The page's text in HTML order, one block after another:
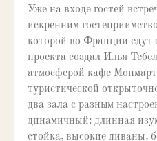
Уже на входе гостей
искренним
которой во Франции едут
проекта создал Илья
атмосферой кафе
туристической
два зала с разным
динамичный: длинная
стойка, высокие диваны,